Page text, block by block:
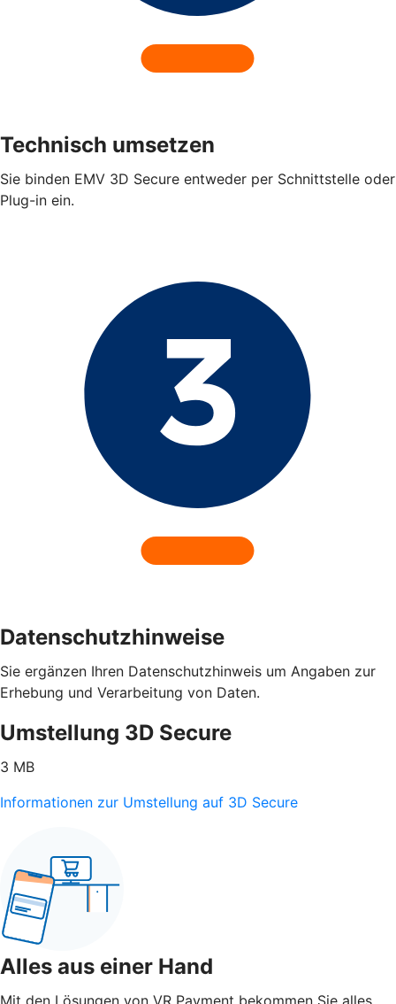
Technisch umsetzen
Sie binden EMV 3D Secure entweder per Schnittstelle oder
Plug-in ein.
Datenschutzhinweise
Sie ergänzen Ihren Datenschutzhinweis um Angaben zur
Erhebung und Verarbeitung von Daten.
Umstellung 3D Secure
3 MB
Informationen zur Umstellung auf 3D Secure
Alles aus einer Hand
Mit den Lösungen von VR Payment bekommen Sie alles